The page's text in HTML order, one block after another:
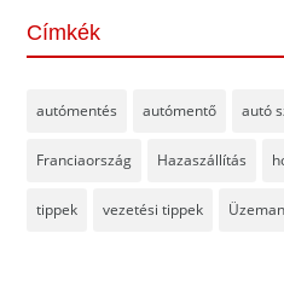
Címkék
autómentés autómentő autó
Franciaország Hazaszállítás
tippek vezetési tippek